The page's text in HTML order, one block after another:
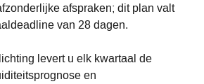
afspraken; dit plan valt
van 28 dagen.
levert u elk kwartaal de
en